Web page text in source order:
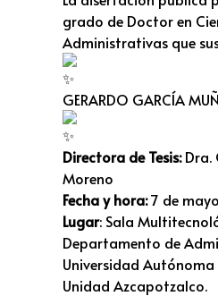
grado de Doctor en
Administrativas que
GERARDO GARCÍA
Directora de Tesis:Dra.
Moreno
Fecha y hora:7 de
Lugar: Sala
Departamento de
Universidad
Unidad Azcapotzalco.